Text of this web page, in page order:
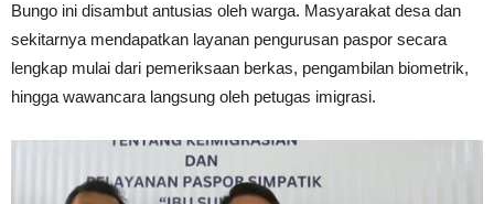
Bungo ini disambut antusias oleh warga. Masyarakat desa dan
sekitarnya mendapatkan layanan pengurusan paspor secara
lengkap mulai dari pemeriksaan berkas, pengambilan biometrik,
hingga wawancara langsung oleh petugas imigrasi.